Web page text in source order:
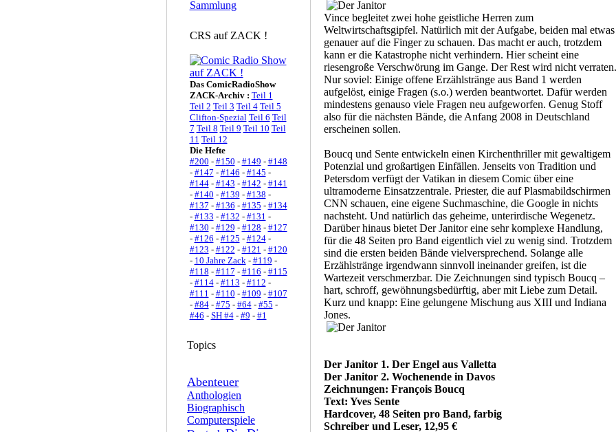
CRS auf ZACK !
Das ComicRadioShow
ZACK-Archiv : Teil 1
Teil 2 Teil 3 Teil 4 Teil 5
Clifton-Spezial Teil 6 Teil
7 Teil 8 Teil 9 Teil 10 Teil
11 Teil 12
Die Hefte
#200 - #150 - #149 - #148
- #147 - #146 - #145 -
#144- #143 - #142 - #141
- #140 - #139 - #138 -
#137 - #136 - #135 - #134
- #133 - #132 - #131 -
#130 - #129 - #128 - #127
- #126 - #125 - #124-
#123 - #122 - #121 - #120
- 10 Jahre Zack- #119 -
#118 - #117 - #116 - #115
- #114- #113 - #112 -
#111 - #110 - #109 - #107
- #84- #75 - #64- #55 -
#46 - SH #4- #9 - #1
Topics
Abenteuer
Anthologien
Biographisch
Computerspiele
Vince begleitet zwei hohe geistliche Herren zum
Weltwirtschaftsgipfel. Natürlich mit der Aufgabe, beiden mal etwas
genauer auf die Finger zu schauen. Das macht er auch, trotzdem
kann er die Katastrophe nicht verhindern. Hier scheint eine
riesengroße Verschwörung im Gange. Der Rest wird nicht verraten.
Nur soviel: Einige offene Erzählstränge aus Band 1 werden
aufgelöst, einige Fragen (s.o.) werden beantwortet. Dafür werden
mindestens genauso viele Fragen neu aufgeworfen. Genug Stoff
also für die nächsten Bände, die Anfang 2008 in Deutschland
erscheinen sollen.
Boucq und Sente entwickeln einen Kirchenthriller mit gewaltigem
Potenzial und großartigen Einfällen. Jenseits von Tradition und
Petersdom verfügt der Vatikan in diesem Comic über eine
ultramoderne Einsatzzentrale. Priester, die auf Plasmabildschirmen
CNN schauen, eine eigene Suchmaschine, die Google in nichts
nachsteht. Und natürlich das geheime, unterirdische Wegenetz.
Darüber hinaus bietet Der Janitor eine sehr komplexe Handlung,
für die 48 Seiten pro Band eigentlich viel zu wenig sind. Trotzdem
sind die ersten beiden Bände vielversprechend. Solange alle
Erzählstränge irgendwann sinnvoll ineinander greifen, ist die
Wartezeit verschmerzbar. Die Zeichnungen sind typisch Boucq –
hart, schroff, gewöhnungsbedürftig, aber mit Liebe zum Detail.
Kurz und knapp: Eine gelungene Mischung aus XIII und Indiana
Jones.
Der Janitor 1. Der Engel aus Valletta
Der Janitor 2. Wochenende in Davos
Zeichnungen: François Boucq
Text: Yves Sente
Hardcover, 48 Seiten pro Band, farbig
Schreiber und Leser, 12,95 €